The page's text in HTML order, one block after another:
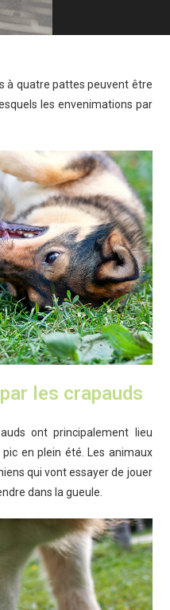
à quatre pattes peuvent être
les envenimations par
les crapauds
ont principalement lieu
en plein été. Les animaux
qui vont essayer de jouer
dans la gueule.